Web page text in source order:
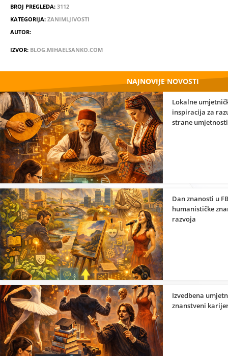
BROJ PREGLEDA: 3112
KATEGORIJA: ZANIMLJIVOSTI
AUTOR:
IZVOR: BLOG.MIHAELSANKO.COM
NAJNOVIJE NOVOSTI
Lokalne
inspiracija za
strane umjetnosti
Dan znanosti u
humanističke
razvoja
Izvedbena
znanstveni